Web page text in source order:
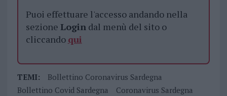
Puoi effettuare l'accesso andando nella
sezione Logindal menù del sito o
cliccando qui
TEMI:
Bollettino Coronavirus Sardegna
Bollettino Covid Sardegna
Coronavirus Sardegna